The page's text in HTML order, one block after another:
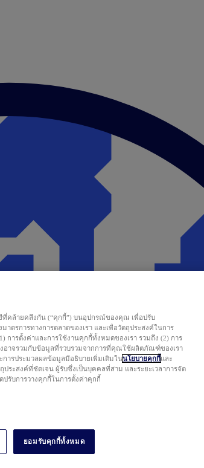
ยีที่คล้ายคลึงกัน (“คุกกี้”) บนอุปกรณ์ของคุณ เพื่อปรับ
ตรการทางการตลาดของเรา และเพื่อวัตถุประสงค์ในการ
การตั้งค่าและการใช้งานคุกกี้ทั้งหมดของเรา รวมถึง (2) การ
อาจรวมกับข้อมูลที่รวบรวมจากการที่คุณใช้ผลิตภัณฑ์ของเรา
การประมวลผลข้อมูลมีอธิบายเพิ่มเติมในนโยบายคุกกี้และ
ประสงค์ที่ชัดเจน ผู้รับซึ่งเป็นบุคคลที่สาม และระยะเวลาการจัด
รับการวางคุกกี้ในการตั้งค่าคุกกี้
ยอมรับคุกกี้ทั้งหมด